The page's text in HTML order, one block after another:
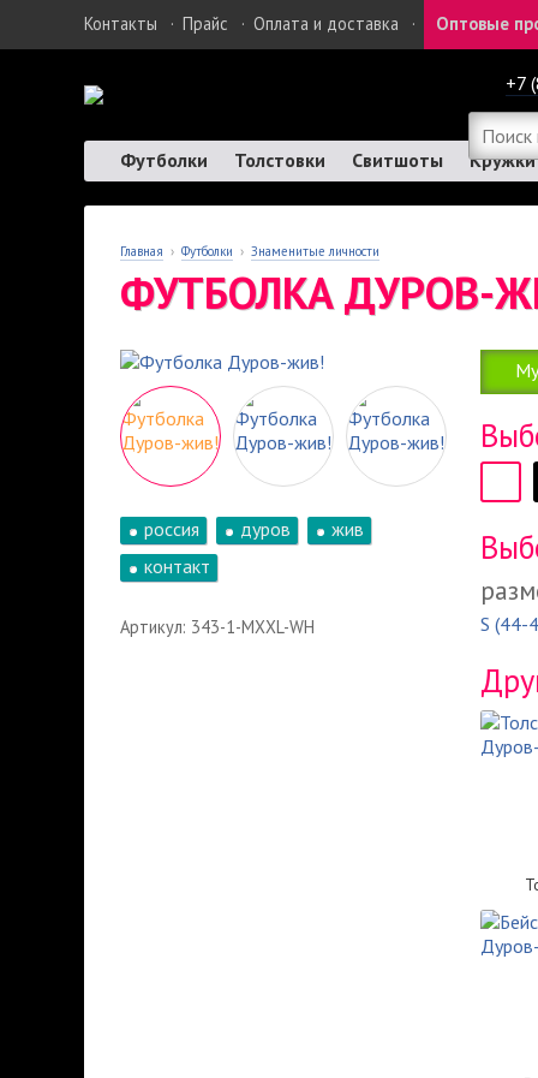
Контакты · Прайс · Оплата и доставка · Оптовые
+7
Футболки Толстовки Свитшоты Кружки
Главная › Футболки › Знаменитые личности
ФУТБОЛКА ДУРОВ-
россия дуров
жив
контакт
Артикул: 343-1-MXXL-WH S (44-